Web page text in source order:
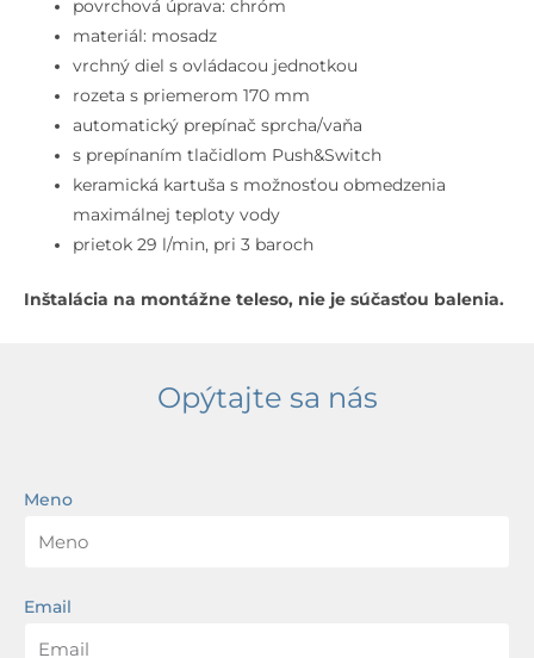
spotrebiče,
chróm
povrchová úprava: chróm
materiál: mosadz
vrchný diel s ovládacou jednotkou
rozeta s priemerom 170 mm
automatický prepínač sprcha/vaňa
s prepínaním tlačidlom Push&Switch
keramická kartuša s možnosťou obmedzenia
maximálnej teploty vody
prietok 29 l/min, pri 3 baroch
Inštalácia na montážne teleso, nie je súčasťou balenia.
Opýtajte sa nás
Meno
Email